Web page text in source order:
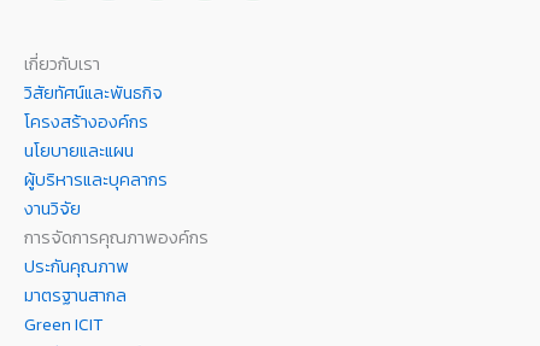
เกี่ยวกับเรา
วิสัยทัศน์และพันธกิจ
โครงสร้างองค์กร
นโยบายและแผน
ผู้บริหารและบุคลากร
งานวิจัย
การจัดการคุณภาพองค์กร
ประกันคุณภาพ
มาตรฐานสากล
Green ICIT